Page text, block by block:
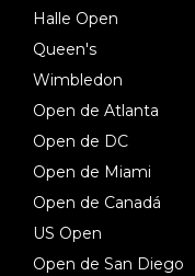
Halle Open
Queen's
Wimbledon
Open de Atlanta
Open de DC
Open de Miami
Open de Canadá
US Open
Open de San Diego